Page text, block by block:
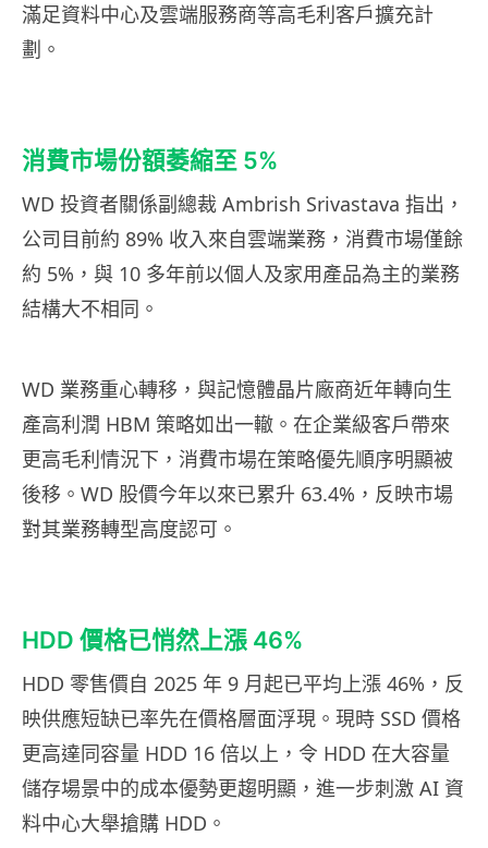
滿足資料中心及雲端服務商等高毛利客戶擴充計
劃。
消費市場份額萎縮至 5%
WD 投資者關係副總裁 Ambrish Srivastava 指出，
公司目前約 89% 收入來自雲端業務，消費市場僅餘
約 5%，與 10 多年前以個人及家用產品為主的業務
結構大不相同。
WD 業務重心轉移，與記憶體晶片廠商近年轉向生
產高利潤 HBM 策略如出一轍。在企業級客戶帶來
更高毛利情況下，消費市場在策略優先順序明顯被
後移。WD 股價今年以來已累升 63.4%，反映市場
對其業務轉型高度認可。
HDD 價格已悄然上漲 46%
HDD 零售價自 2025 年 9 月起已平均上漲 46%，反
映供應短缺已率先在價格層面浮現。現時 SSD 價格
更高達同容量 HDD 16 倍以上，令 HDD 在大容量
儲存場景中的成本優勢更趨明顯，進一步刺激 AI 資
料中心大舉搶購 HDD。